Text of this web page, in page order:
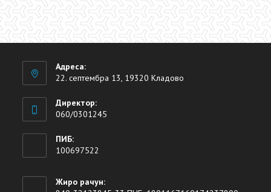
Адреса:
22. септембра 13, 19320 Кладово
Директор:
060/0301245
ПИБ:
100697522
Жиро рачун: